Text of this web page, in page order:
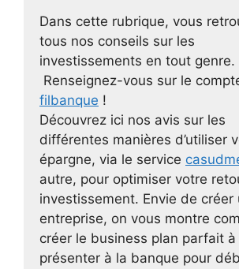
Dans cette rubrique, vous
tous nos conseils sur les
investissements en tout genre.
Renseignez-vous sur le
filbanque !
Découvrez ici nos avis sur les
différentes manières d’utiliser
épargne, via le service
autre, pour optimiser votre
investissement. Envie de créer
entreprise, on vous montre
créer le business plan parfait à
présenter à la banque pour